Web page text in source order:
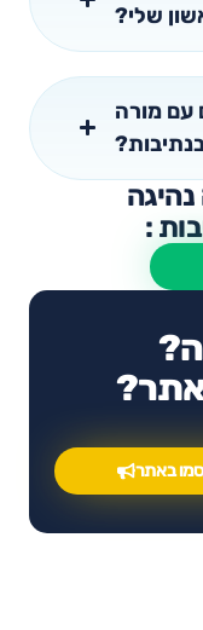
שלי?
עם מורה
:
באתר